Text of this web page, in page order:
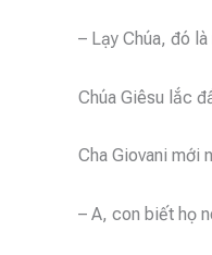
– Lạy Chúa, đó
Chúa Giêsu lắc
Cha Giovani mới
– A, con biết họ